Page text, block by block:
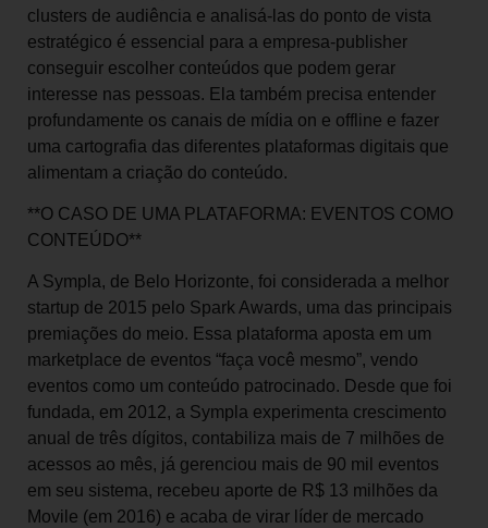
clusters de audiência e analisá-las do ponto de vista
estratégico é essencial para a empresa-publisher
conseguir escolher conteúdos que podem gerar
interesse nas pessoas. Ela também precisa entender
profundamente os canais de mídia on e offline e fazer
uma cartografia das diferentes plataformas digitais que
alimentam a criação do conteúdo.
**O CASO DE UMA PLATAFORMA: EVENTOS COMO
CONTEÚDO**
A Sympla, de Belo Horizonte, foi considerada a melhor
startup de 2015 pelo Spark Awards, uma das principais
premiações do meio. Essa plataforma aposta em um
marketplace de eventos “faça você mesmo”, vendo
eventos como um conteúdo patrocinado. Desde que foi
fundada, em 2012, a Sympla experimenta crescimento
anual de três dígitos, contabiliza mais de 7 milhões de
acessos ao mês, já gerenciou mais de 90 mil eventos
em seu sistema, recebeu aporte de R$ 13 milhões da
Movile (em 2016) e acaba de virar líder de mercado